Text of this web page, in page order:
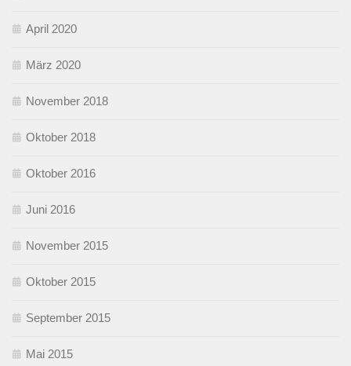
April 2020
März 2020
November 2018
Oktober 2018
Oktober 2016
Juni 2016
November 2015
Oktober 2015
September 2015
Mai 2015